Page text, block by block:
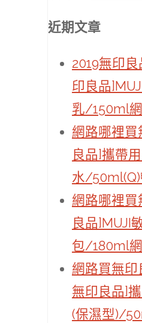
近期文章
2019無印
印良品
乳/150ml
網路哪裡買
良品]攜帶
水/
網路哪裡買
良品]MUJI
包/180ml
網路買無印
無印良品]
(保濕型)/